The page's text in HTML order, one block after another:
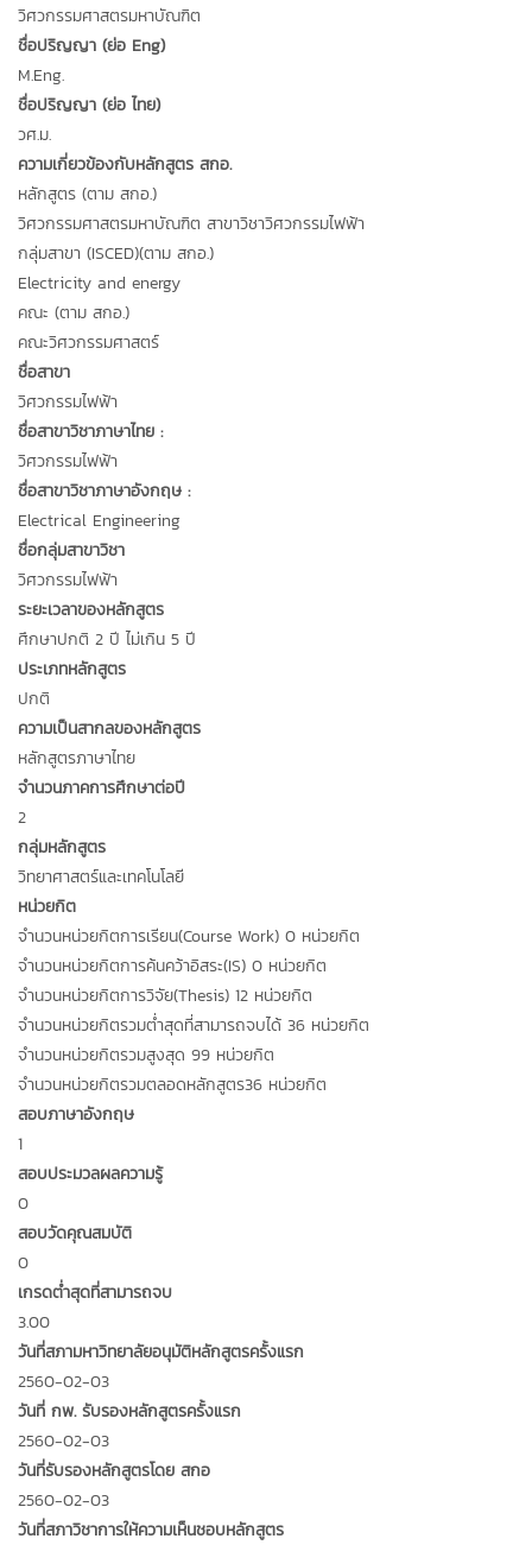
วิศวกรรมศาสตรมหาบัณฑิต
ชื่อปริญญา (ย่อ Eng)
M.Eng.
ชื่อปริญญา (ย่อ ไทย)
วศ.ม.
ความเกี่ยวข้องกับหลักสูตร สกอ.
หลักสูตร (ตาม สกอ.)
วิศวกรรมศาสตรมหาบัณฑิต สาขาวิชาวิศวกรรมไฟฟ้า
กลุ่มสาขา (ISCED)(ตาม สกอ.)
Electricity and energy
คณะ (ตาม สกอ.)
คณะวิศวกรรมศาสตร์
ชื่อสาขา
วิศวกรรมไฟฟ้า
ชื่อสาขาวิชาภาษาไทย :
วิศวกรรมไฟฟ้า
ชื่อสาขาวิชาภาษาอังกฤษ :
Electrical Engineering
ชื่อกลุ่มสาขาวิชา
วิศวกรรมไฟฟ้า
ระยะเวลาของหลักสูตร
ศึกษาปกติ 2 ปี ไม่เกิน 5 ปี
ประเภทหลักสูตร
ปกติ
ความเป็นสากลของหลักสูตร
หลักสูตรภาษาไทย
จำนวนภาคการศึกษาต่อปี
2
กลุ่มหลักสูตร
วิทยาศาสตร์และเทคโนโลยี
หน่วยกิต
จำนวนหน่วยกิตการเรียน(Course Work) 0 หน่วยกิต
จำนวนหน่วยกิตการค้นคว้าอิสระ(IS) 0 หน่วยกิต
จำนวนหน่วยกิตการวิจัย(Thesis) 12 หน่วยกิต
จำนวนหน่วยกิตรวมต่ำสุดที่สามารถจบได้ 36 หน่วยกิต
จำนวนหน่วยกิตรวมสูงสุด 99 หน่วยกิต
จำนวนหน่วยกิตรวมตลอดหลักสูตร36 หน่วยกิต
สอบภาษาอังกฤษ
1
สอบประมวลผลความรู้
0
สอบวัดคุณสมบัติ
0
เกรดต่ำสุดที่สามารถจบ
3.00
วันที่สภามหาวิทยาลัยอนุมัติหลักสูตรครั้งแรก
2560-02-03
วันที่ กพ. รับรองหลักสูตรครั้งแรก
2560-02-03
วันที่รับรองหลักสูตรโดย สกอ
2560-02-03
วันที่สภาวิชาการให้ความเห็นชอบหลักสูตร